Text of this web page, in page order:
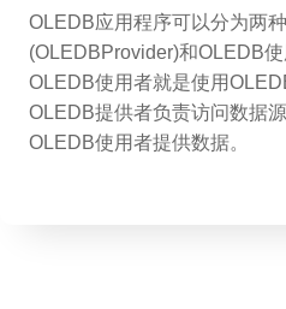
OLEDB应用程序可以分为两
(OLEDBProvider)和OLEDB
OLEDB使用者就是使用
OLEDB提供者负责访问数据
OLEDB使用者提供数据。